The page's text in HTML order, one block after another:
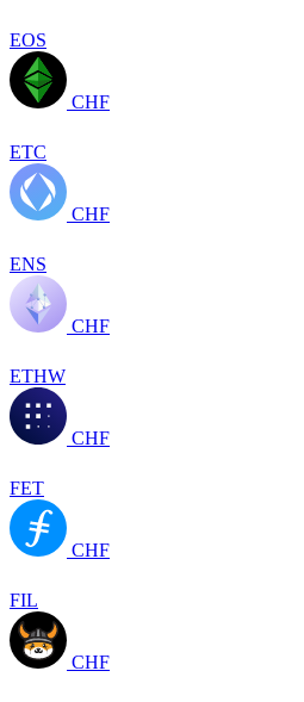
EOS
CHF
ETC
CHF
ENS
CHF
ETHW
CHF
FET
CHF
FIL
CHF